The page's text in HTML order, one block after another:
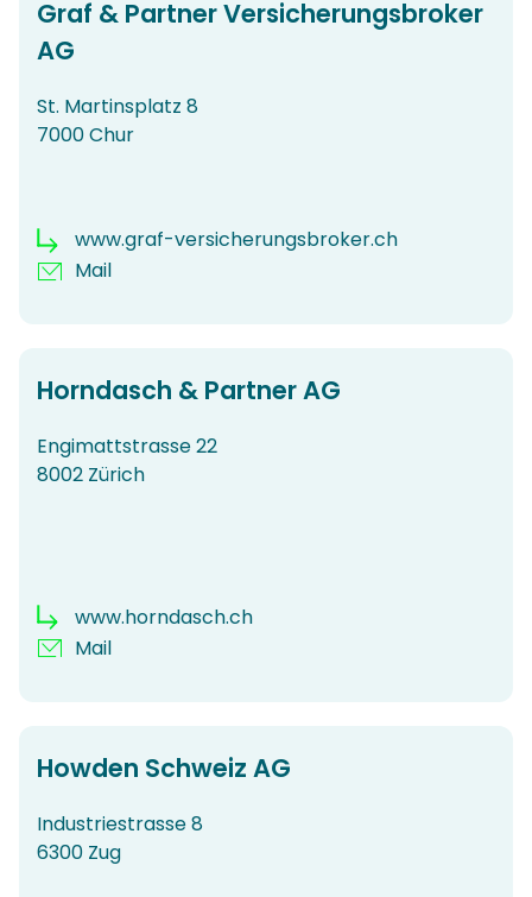
Graf & Partner Versicherungsbroker
AG
St. Martinsplatz 8
7000 Chur
www.graf-versicherungsbroker.ch
Mail
Horndasch & Partner AG
Engimattstrasse 22
8002 Zürich
www.horndasch.ch
Mail
Howden Schweiz AG
Industriestrasse 8
6300 Zug